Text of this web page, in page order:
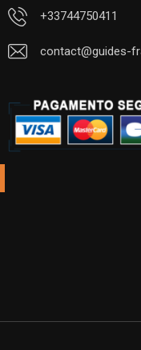
+33744750411
contact@guides-